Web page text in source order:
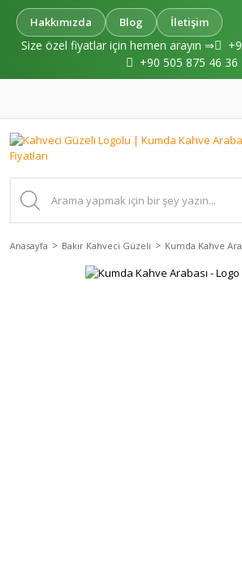
Hakkımızda Blog İletişim
Size özel fiyatlar için hemen arayın ⇒
+90 505 875 46 36
Anasayfa Bakır Kahveci Güzeli Kumda Kahve